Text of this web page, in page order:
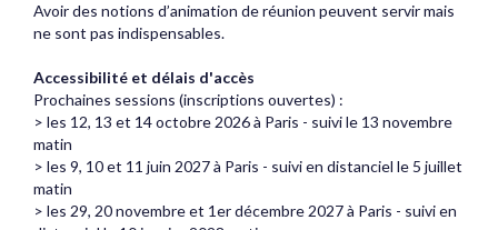
Avoir des notions d’animation de réunion peuvent servir mais
ne sont pas indispensables.
Accessibilité et délais d'accès
Prochaines sessions (inscriptions ouvertes) :
> les 12, 13 et 14 octobre 2026 à Paris - suivi le 13 novembre
matin
> les 9, 10 et 11 juin 2027 à Paris - suivi en distanciel le 5 juillet
matin
> les 29, 20 novembre et 1er décembre 2027 à Paris - suivi en